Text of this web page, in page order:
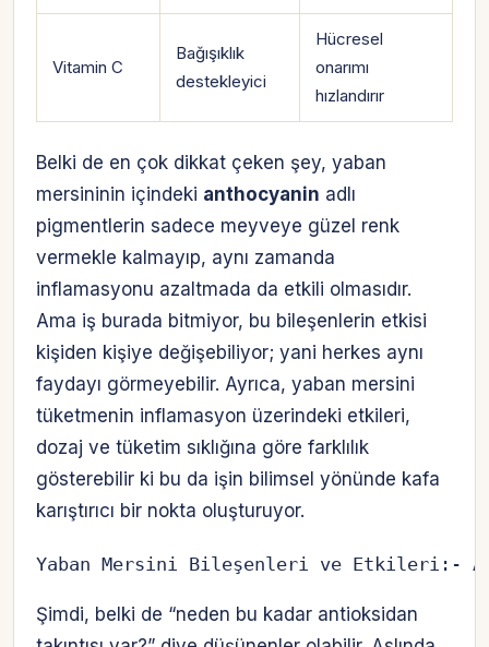
Vitamin C
Bağışıklık
destekleyici
Hücresel
onarımı
hızlandırır
Belki de en çok dikkat çeken şey, yaban
mersininin içindeki anthocyanin adlı
pigmentlerin sadece meyveye güzel renk
vermekle kalmayıp, aynı zamanda
inflamasyonu azaltmada da etkili olmasıdır.
Ama iş burada bitmiyor, bu bileşenlerin etkisi
kişiden kişiye değişebiliyor; yani herkes aynı
faydayı görmeyebilir. Ayrıca, yaban mersini
tüketmenin inflamasyon üzerindeki etkileri,
dozaj ve tüketim sıklığına göre farklılık
gösterebilir ki bu da işin bilimsel yönünde kafa
karıştırıcı bir nokta oluşturuyor.
Yaban Mersini Bileşenleri ve Etkileri:-
Şimdi, belki de “neden bu kadar antioksidan